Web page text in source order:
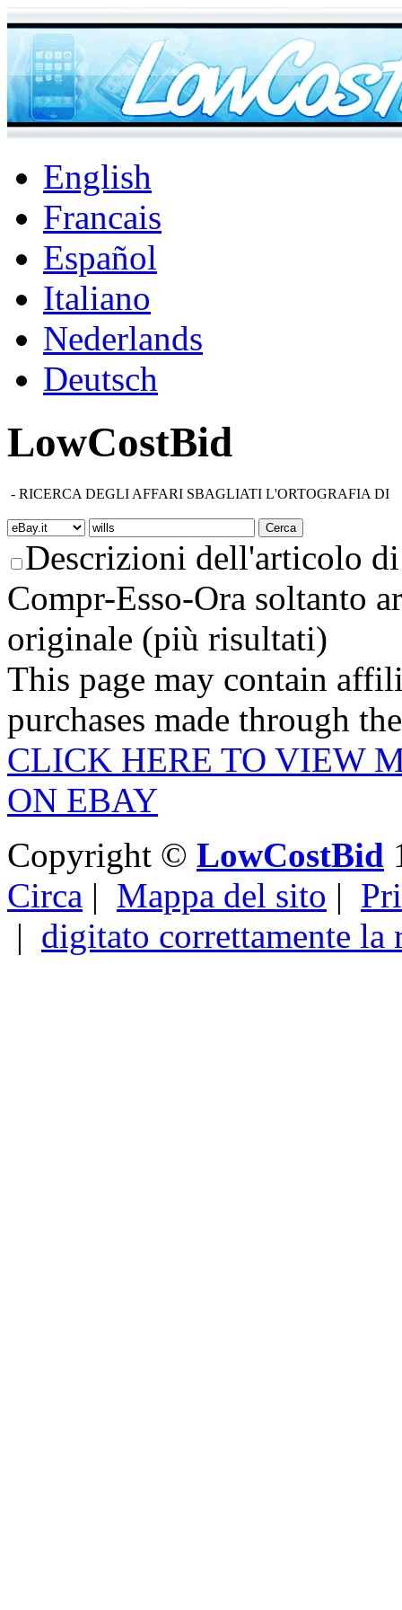
English
Francais
Español
Italiano
Nederlands
Deutsch
LowCostBid
- RICERCA DEGLI AFFARI SBAGLIATI L'ORTOGRAFIA DI
Descrizioni dell'articolo
Compr-Esso-Ora soltanto
originale (più risultati)
This page may contain
purchases made through
CLICK HERE TO VIEW
ON EBAY
Copyright © LowCostBid
Circa | Mappa del sito |
| digitato correttamente la